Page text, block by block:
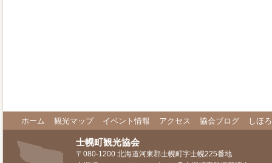
ホーム 観光マップ イベント情報 アクセス 協会ブログ しほ
士幌町観光協会
〒080-1200 北海道河東郡士幌町字士幌225番地